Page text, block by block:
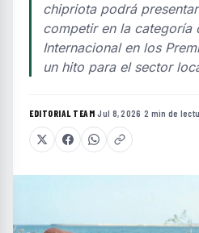
chipriota podrá
competir en la categoría
Internacional en los
un hito para el sector
EDITORIAL TEAM·Jul 8, 2026 ·2 min de